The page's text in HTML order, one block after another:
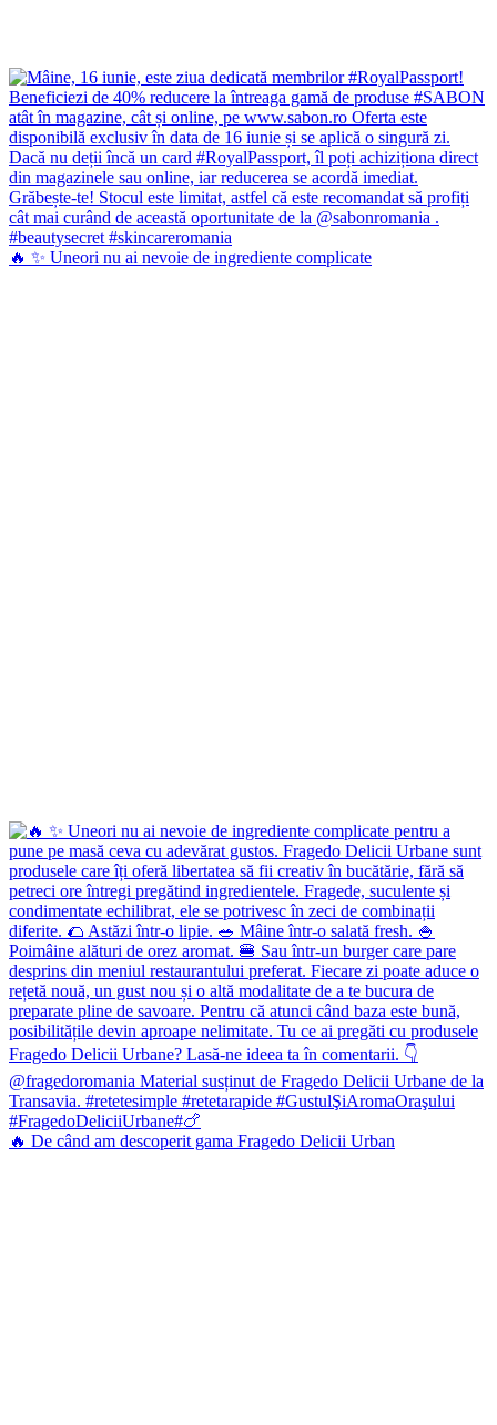
🔥 ✨ Uneori nu ai nevoie de ingrediente complicate
🔥 De când am descoperit gama Fragedo Delicii Urban